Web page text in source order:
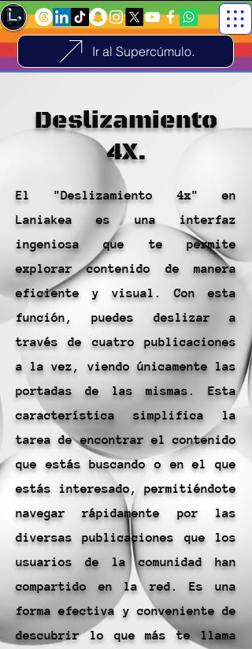
Ir al Supercúmulo.
Deslizamiento
4X.
El "Deslizamiento 4x" en
Laniakea es una interfaz
ingeniosa que te permite
explorar contenido de manera
eficiente y visual. Con esta
función, puedes deslizar a
través de cuatro publicaciones
a la vez, viendo únicamente las
portadas de las mismas. Esta
característica simplifica la
tarea de encontrar el contenido
que estás buscando o en el que
estás interesado, permitiéndote
navegar rápidamente por las
diversas publicaciones que los
usuarios de la comunidad han
compartido en la red. Es una
forma efectiva y conveniente de
descubrir lo que más te llama